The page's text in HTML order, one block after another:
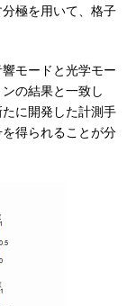
極を用いて、格子
モードと光学モー
の結果と一致し
に開発した計測手
得られることが分